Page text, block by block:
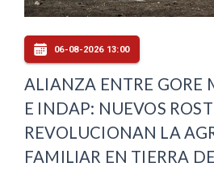
06-08-2026 13:00
ALIANZA ENTRE GORE
E INDAP: NUEVOS
REVOLUCIONAN LA
FAMILIAR EN TIERRA